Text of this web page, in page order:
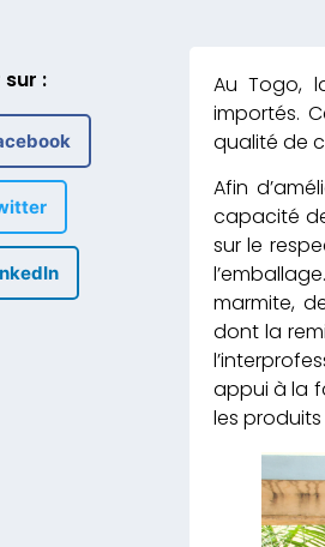
:
Au Togo,
importés.
qualité de
Afin
capacité
sur le
marmite,
dont la
appui à la
les